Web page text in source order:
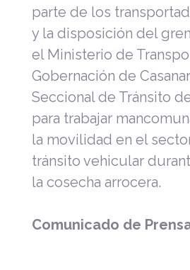
parte de los
y la disposición del
el Ministerio de
Gobernación de
Seccional de Tránsito
para trabajar
la movilidad en el
tránsito vehicular
la cosecha arrocera.
Comunicado de